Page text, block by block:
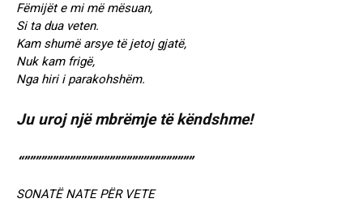
Fëmijët e mi më mësuan,
Si ta dua veten.
Kam shumë arsye të jetoj gjatë,
Nuk kam frigë,
Nga hiri i parakohshëm.
Ju uroj një mbrëmje të këndshme!
“””””””””””””””””””””””””””””””
SONATË NATE PËR VETE